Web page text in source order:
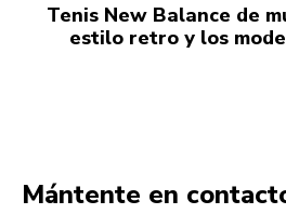
Tenis New Balance de
estilo retro y los
Mántente en